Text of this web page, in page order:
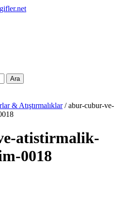
Ara
& Atıştırmalıklar/ abur-cubur-ve-
atistirmalik-
0018